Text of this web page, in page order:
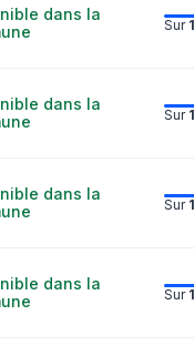
dans la
Sur
dans la
Sur
dans la
Sur
dans la
Sur